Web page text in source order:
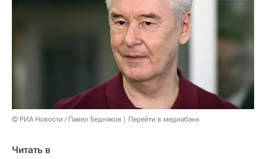
© РИА Новости / Павел Бедняков Перейти в медиабанк
Читать в